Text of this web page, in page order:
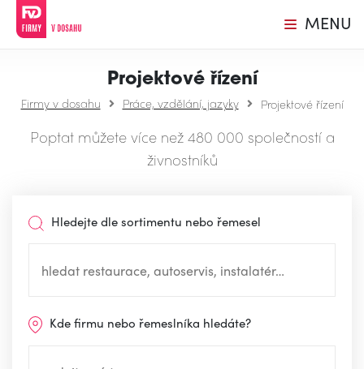
MENU
Projektové řízení
Firmy v dosahu Práce, vzdělání, jazyky Projektové řízení
Poptat můžete více než 480 000 společností a
živnostníků
Hledejte dle sortimentu nebo řemesel
Kde firmu nebo řemeslníka hledáte?